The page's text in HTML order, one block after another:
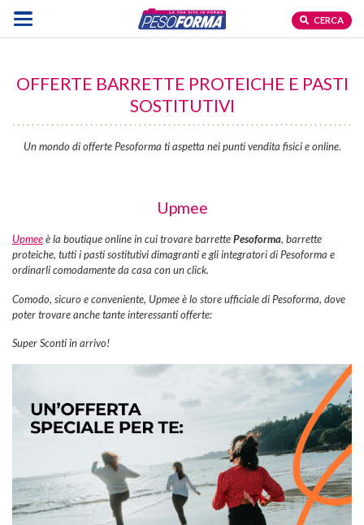
CERCA
OFFERTE BARRETTE PROTEICHE E PASTI
SOSTITUTIVI
Un mondo di offerte Pesoforma ti aspetta nei punti vendita fisici e online.
Upmee
Upmeeè la boutique online in cui trovare barrettePesoforma, barrette
proteiche, tutti i pasti sostitutivi dimagranti e gli integratori di Pesoforma e
ordinarli comodamente da casa con un click.
Comodo, sicuro e conveniente, Upmee è lo store ufficiale di Pesoforma, dove
poter trovare anche tante interessanti offerte:
Super Sconti in arrivo!